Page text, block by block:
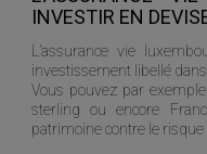
INVESTIR EN
L’assurance vie
investissement libellé
Vous pouvez par
sterling ou encore
patrimoine contre le risque